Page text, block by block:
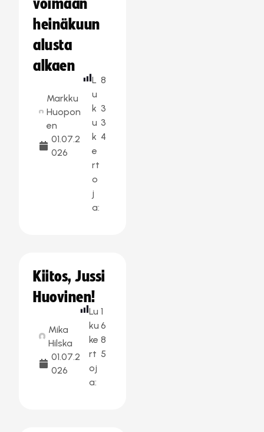
voimaan
heinäkuun
alusta
alkaen
Markku
Huopon
en
01.07.2
026
L
u
k
u
k
e
rt
o
j
a:
8
3
3
4
Kiitos, Jussi
Huovinen!
Mika
Hilska
01.07.2
026
Lu
ku
ke
rt
oj
a:
1
6
8
5